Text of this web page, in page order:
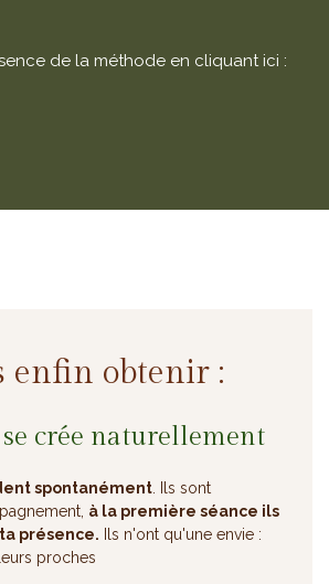
de la méthode en cliquant ici :
enfin obtenir :
crée naturellement
spontanément. Ils sont
à la première séance ils
présence. Ils n'ont qu'une envie :
proches